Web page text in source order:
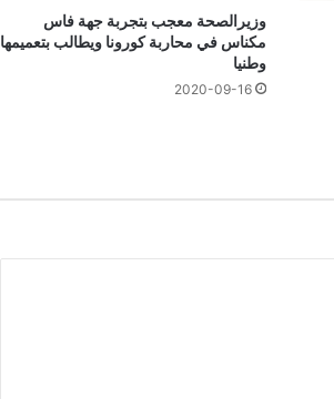
وزيرالصحة معجب بتجربة جهة فاس
مكناس في محاربة كورونا ويطالب بتعميمها
وطنيا
2020-09-16